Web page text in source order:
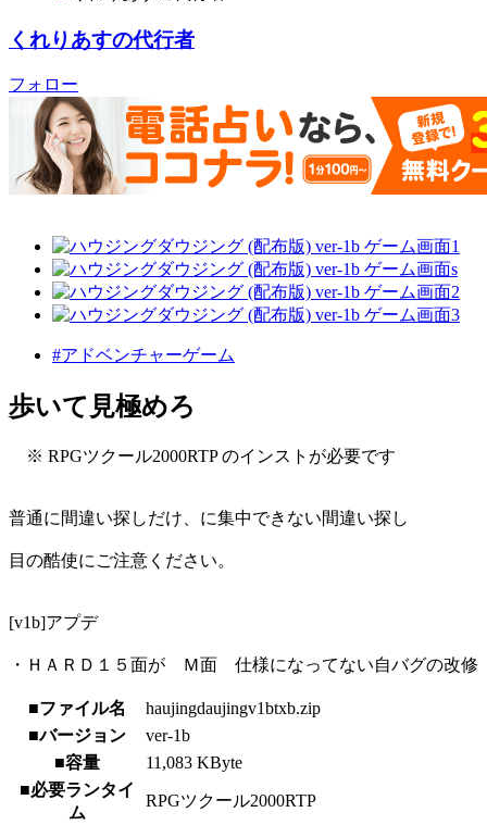
くれりあすの代行者
フォロー
#アドベンチャーゲーム
歩いて見極めろ
※ RPGツクール2000RTP のインストが必要です
普通に間違い探しだけ、に集中できない間違い探し
目の酷使にご注意ください。
[v1b]アプデ
・ＨＡＲＤ１５面が Ｍ面 仕様になってない自バグの改修
■ファイル名
haujingdaujingv1btxb.zip
■バージョン
ver-1b
■容量
11,083 KByte
■必要ランタイ
ム
RPGツクール2000RTP